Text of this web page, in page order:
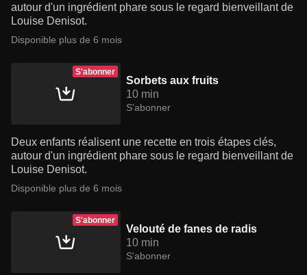
autour d'un ingrédient phare sous le regard bienveillant de
Louise Denisot.
Disponible plus de 6 mois
S'abonner
Sorbets aux fruits
10 min
S'abonner
Deux enfants réalisent une recette en trois étapes clés,
autour d'un ingrédient phare sous le regard bienveillant de
Louise Denisot.
Disponible plus de 6 mois
S'abonner
Velouté de fanes de radis
10 min
S'abonner